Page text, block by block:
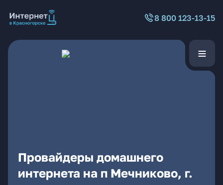
8 800 123-13-15
Провайдеры домашнего
интернета на п Мечниково, г.